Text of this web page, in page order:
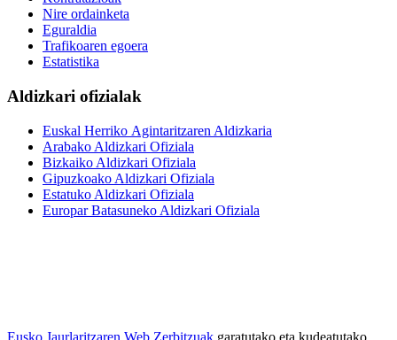
Nire ordainketa
Eguraldia
Trafikoaren egoera
Estatistika
Aldizkari ofizialak
Euskal Herriko Agintaritzaren Aldizkaria
Arabako Aldizkari Ofiziala
Bizkaiko Aldizkari Ofiziala
Gipuzkoako Aldizkari Ofiziala
Estatuko Aldizkari Ofiziala
Europar Batasuneko Aldizkari Ofiziala
Eusko Jaurlaritzaren Web Zerbitzuak garatutako eta kudeatutako